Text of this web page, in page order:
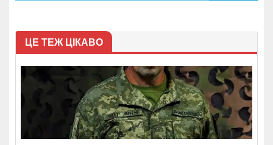
ЦЕ ТЕЖ ЦІКАВО